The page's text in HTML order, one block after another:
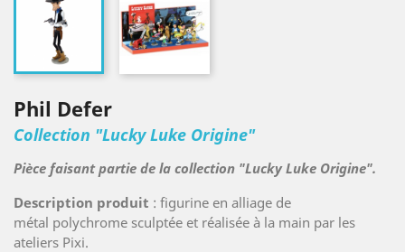
Phil Defer
Collection "Lucky Luke Origine"
Pièce faisant partie de la collection "Lucky Luke Origine".
Description produit : figurine en alliage de
métal polychrome sculptée et réalisée à la main par les
ateliers Pixi.